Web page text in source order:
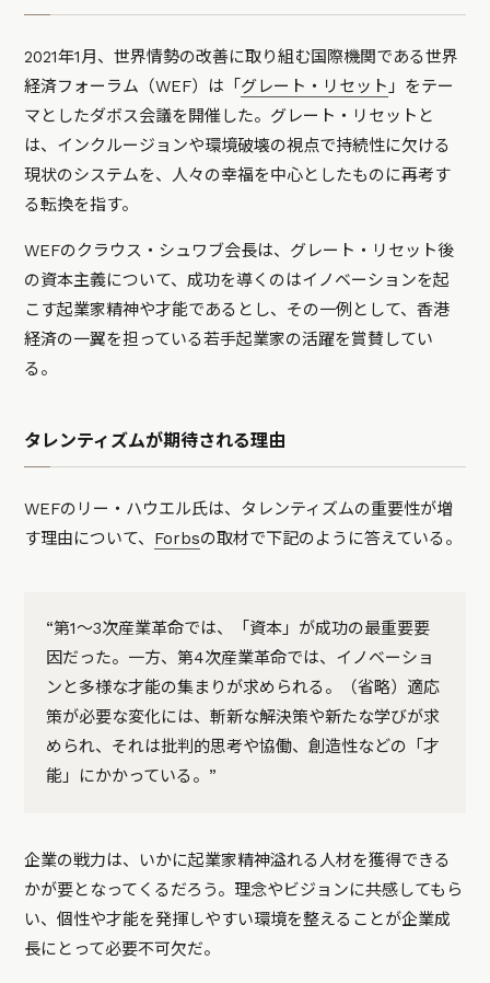
2021年1月、世界情勢の改善に取り組む国際機関である世界
経済フォーラム（WEF）は「 グレート・リセット 」をテー
マとしたダボス会議を開催した。グレート・リセットと
は、インクルージョンや環境破壊の視点で持続性に欠ける
現状のシステムを、人々の幸福を中心としたものに再考す
る転換を指す。
WEFのクラウス・シュワブ会長は、グレート・リセット後
の資本主義について、成功を導くのはイノベーションを起
こす起業家精神や才能であるとし、その一例として、香港
経済の一翼を担っている若手起業家の活躍を賞賛してい
る。
タレンティズムが期待される理由
WEFのリー・ハウエル氏は、タレンティズムの重要性が増
す理由について、 Forbsの取材で下記のように答えている。
“第1〜3次産業革命では、「資本」が成功の最重要要
因だった。一方、第4次産業革命では、イノベーショ
ンと多様な才能の集まりが求められる。（省略）適応
策が必要な変化には、斬新な解決策や新たな学びが求
められ、それは批判的思考や協働、創造性などの「才
能」にかかっている。”
企業の戦力は、いかに起業家精神溢れる人材を獲得できる
かが要となってくるだろう。理念やビジョンに共感してもら
い、個性や才能を発揮しやすい環境を整えることが企業成
長にとって必要不可欠だ。